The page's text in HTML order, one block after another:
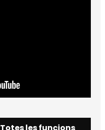
Totes les funcions